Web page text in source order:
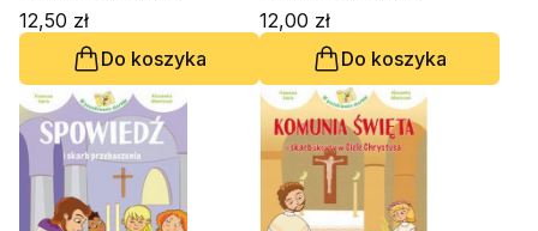
12,50 zł
Do koszyka
12,00 zł
Do koszyka